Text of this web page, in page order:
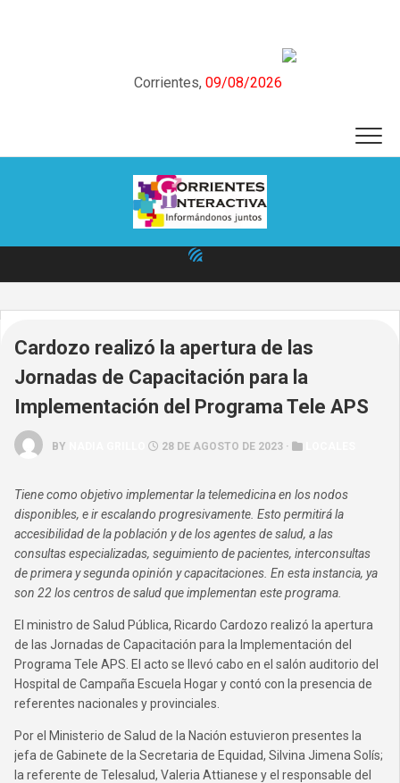
Corrientes, 09/08/2026
Cardozo realizó la apertura de las
Jornadas de Capacitación para la
Implementación del Programa Tele APS
BY 28 DE AGOSTO DE 2023 ·
Tiene como objetivo implementar la telemedicina en los nodos
disponibles, e ir escalando progresivamente. Esto permitirá la
accesibilidad de la población y de los agentes de salud, a las
consultas especializadas, seguimiento de pacientes, interconsultas
de primera y segunda opinión y capacitaciones. En esta instancia, ya
son 22 los centros de salud que implementan este programa.
El ministro de Salud Pública, Ricardo Cardozo realizó la apertura
de las Jornadas de Capacitación para la Implementación del
Programa Tele APS. El acto se llevó cabo en el salón auditorio del
Hospital de Campaña Escuela Hogar y contó con la presencia de
referentes nacionales y provinciales.
Por el Ministerio de Salud de la Nación estuvieron presentes la
jefa de Gabinete de la Secretaria de Equidad, Silvina Jimena Solís;
la referente de Telesalud, Valeria Attianese y el responsable del